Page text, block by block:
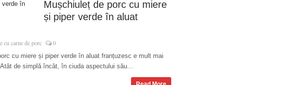
Mușchiuleț de porc cu miere
și piper verde în aluat
cu carne de porc 0
cu miere și piper verde în aluat franțuzesc e mult mai
de simplă încât, în ciuda aspectului său...